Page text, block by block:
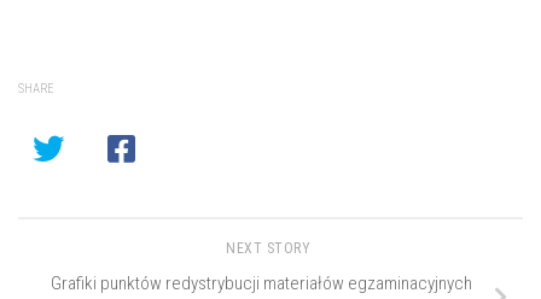
SHARE
NEXT STORY
Grafiki punktów redystrybucji materiałów egzaminacyjnych